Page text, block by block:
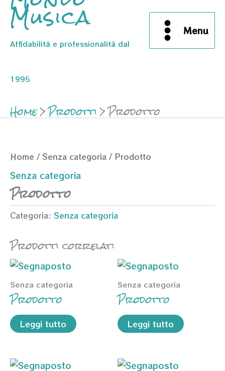
Musica
Affidabilità e professionalità dal
1995
Menu
Home Prodotti Prodotto
Home / Senza categoria / Prodotto
Senza categoria
Prodotto
Categoria: Senza categoria
Prodotti correlati
Senza categoria
Prodotto
Leggi tutto
Senza categoria
Prodotto
Leggi tutto